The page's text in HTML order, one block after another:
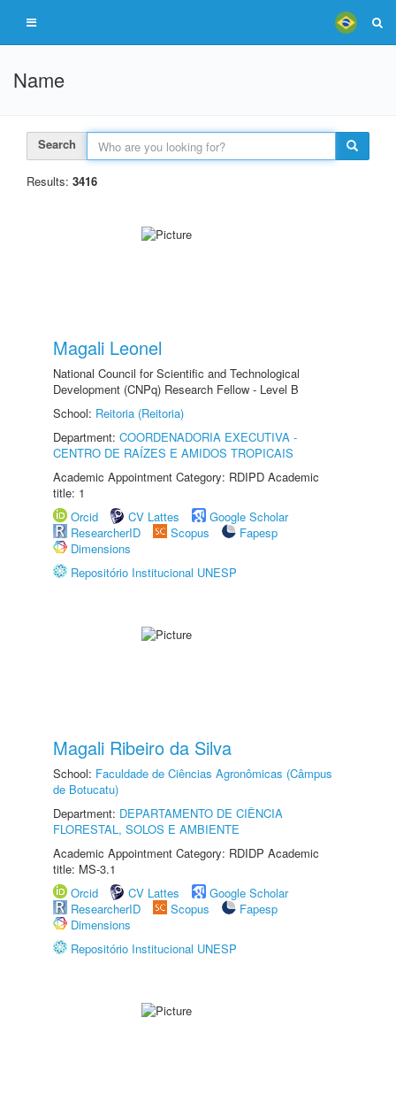
Name
Search
Results: 3416
Magali Leonel
National Council for Scientific and Technological
Development (CNPq) Research Fellow - Level B
School: Reitoria (Reitoria)
Department: COORDENADORIA EXECUTIVA -
CENTRO DE RAÍZES E AMIDOS TROPICAIS
Academic Appointment Category: RDIPD Academic
title: 1
Orcid
CV Lattes
Google Scholar
ResearcherID
Scopus
Fapesp
Dimensions
Repositório Institucional UNESP
Magali Ribeiro da Silva
School: Faculdade de Ciências Agronômicas (Câmpus
de Botucatu)
Department: DEPARTAMENTO DE CIÊNCIA
FLORESTAL, SOLOS E AMBIENTE
Academic Appointment Category: RDIDP Academic
title: MS-3.1
Orcid
CV Lattes
Google Scholar
ResearcherID
Scopus
Fapesp
Dimensions
Repositório Institucional UNESP